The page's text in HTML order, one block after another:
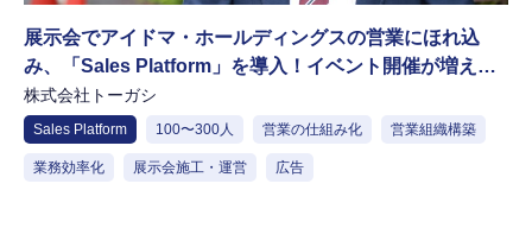
展示会でアイドマ・ホールディングスの営業にほれ込
み、「Sales Platform」を導入！イベント開催が増える
中、獲得リードから新規契約に期待
株式会社トーガシ
Sales Platform 100〜300人 営業の仕組み化 営業組織構築
業務効率化 展示会施工・運営 広告